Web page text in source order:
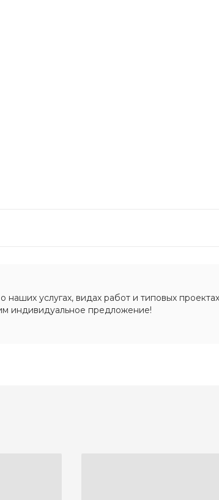
услугах, видах работ и типовых
индивидуальное предложение!